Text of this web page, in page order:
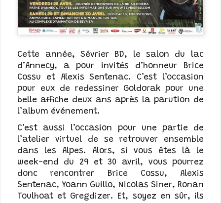
Cette année, Sévrier BD, le salon du lac
d’Annecy, a pour invités d’honneur Brice
Cossu et Alexis Sentenac. C’est l’occasion
pour eux de redessiner Goldorak pour une
belle affiche deux ans après la parution de
l’album événement.
C’est aussi l’occasion pour une partie de
l’atelier virtuel de se retrouver ensemble
dans les Alpes. Alors, si vous êtes là le
week-end du 29 et 30 avril, vous pourrez
donc rencontrer Brice Cossu, Alexis
Sentenac, Yoann Guillo, Nicolas Siner, Ronan
Toulhoat et Gregdizer. Et, soyez en sûr, ils